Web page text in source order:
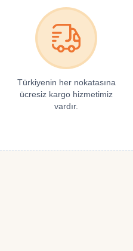
Türkiyenin her nokatasına
ücresiz kargo hizmetimiz
vardır.